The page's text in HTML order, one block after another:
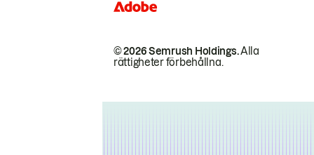
© 2026 Semrush Holdings.Alla
rättigheter förbehållna.